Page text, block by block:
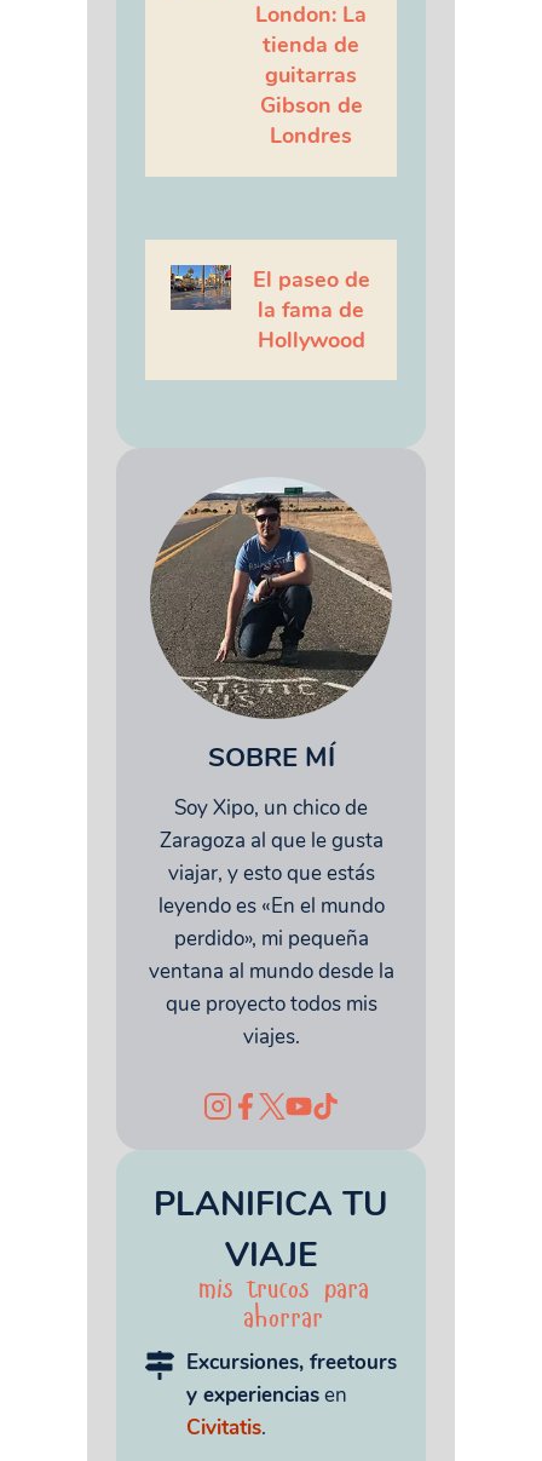
London: La
tienda de
guitarras
Gibson de
Londres
El paseo de
la fama de
Hollywood
SOBRE MÍ
Soy Xipo, un chico de
Zaragoza al que le gusta
viajar, y esto que estás
leyendo es «En el mundo
perdido», mi pequeña
ventana al mundo desde la
que proyecto todos mis
viajes.
PLANIFICA TU
VIAJE
mis trucos para
ahorrar
Excursiones, freetours
y experienciasen
Civitatis.